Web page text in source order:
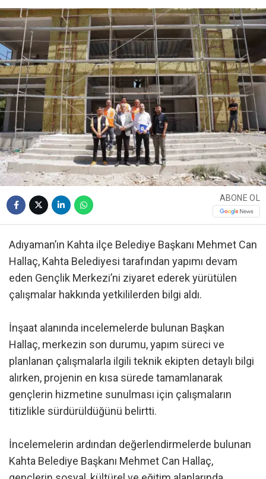
ABONE OL
Adıyaman’ın Kahta ilçe Belediye Başkanı Mehmet Can
Hallaç, Kahta Belediyesi tarafından yapımı devam
eden Gençlik Merkezi’ni ziyaret ederek yürütülen
çalışmalar hakkında yetkililerden bilgi aldı.
İnşaat alanında incelemelerde bulunan Başkan
Hallaç, merkezin son durumu, yapım süreci ve
planlanan çalışmalarla ilgili teknik ekipten detaylı bilgi
alırken, projenin en kısa sürede tamamlanarak
gençlerin hizmetine sunulması için çalışmaların
titizlikle sürdürüldüğünü belirtti.
İncelemelerin ardından değerlendirmelerde bulunan
Kahta Belediye Başkanı Mehmet Can Hallaç,